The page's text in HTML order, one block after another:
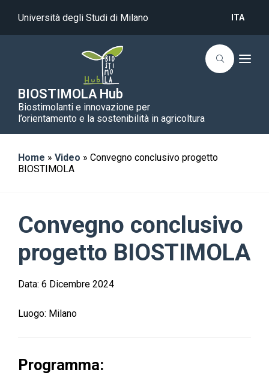
Università degli Studi di Milano ITA
BIOSTIMOLA Hub
Biostimolanti e innovazione per
l’orientamento e la sostenibilità in agricoltura
T
v
Home » Video » Convegno conclusivo progetto
BIOSTIMOLA
Convegno conclusivo
progetto BIOSTIMOLA
Data: 6 Dicembre 2024
Luogo: Milano
Programma: